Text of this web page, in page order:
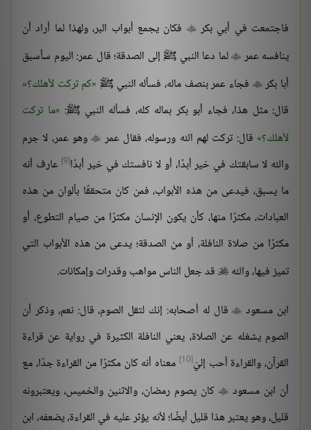
فاجتمعت في أبي بكر فكان يجمع أبواب البر، ولهذا لما أراد أن
ينافسه عمر  لما دعا النبي ﷺ إلى الصدقة؛ قال عمر: اليوم سأسبق
أبا بكر فجاء عمر بنصف ماله، فسأله النبي ﷺ كم تركت لأهلك؟
قال: مثل هذا، فجاء أبو بكر بماله كله، فسأله النبي ﷺ: ما تركت
لأهلك؟ قال: تركت لهم الله ورسوله، فقال عمر وهو عمر، لا جرم
والله لا سابقتك في خير أبدًا، أو لا نافستك في خير أبدًا[9]
عارف أنه
ما يسبق، فيدعى من هذه الأبواب، فمن كان متحققًا بألوان من هذه
العبادات، مكثرًا منها، كأن يكون الإنسان مكثرًا من صيام التطوع، أو
مكثرًا من صلاة النافلة، أو من الصدقة؛ يدعى من هذه الأبواب التي
تميز فيها، والله  قد جعل الناس مواهب وقدرات وإمكانات.
ابن مسعود قال له أصحابه: إنك لتقل الصوم، قال: نعم، وذكر أن
الصوم يشغله عن الصلاة، يعني النافلة الكثيرة في رواية عن قراءة
القرآن، والقراءة أحب إليّ[10]
معناه أنه كان مكثرًا من القراءة جدًا، مع
أن ابن مسعود  كان يصوم رمضان، والاثنين والخميس، ويعتبرونه
قليل، وهو يعتبر هذا قليل أيضًا؛ لأنه يؤثر عليه في القراءة، يضعفه، ابن